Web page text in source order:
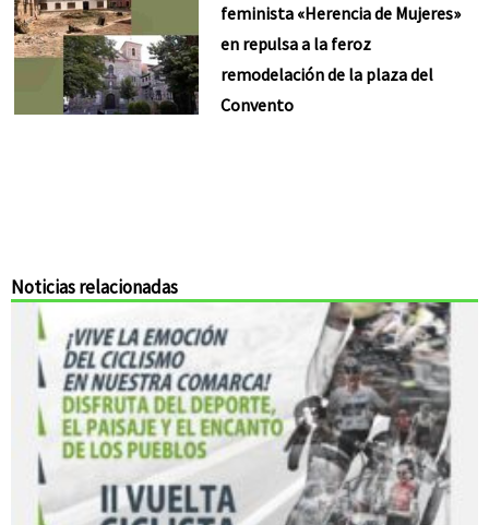
feminista «Herencia de Mujeres»
en repulsa a la feroz
remodelación de la plaza del
Convento
Noticias relacionadas